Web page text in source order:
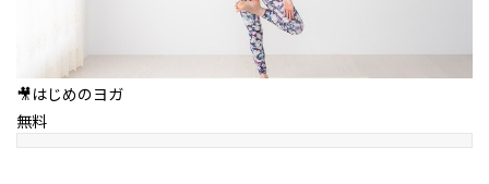
🎥はじめのヨガ
無料